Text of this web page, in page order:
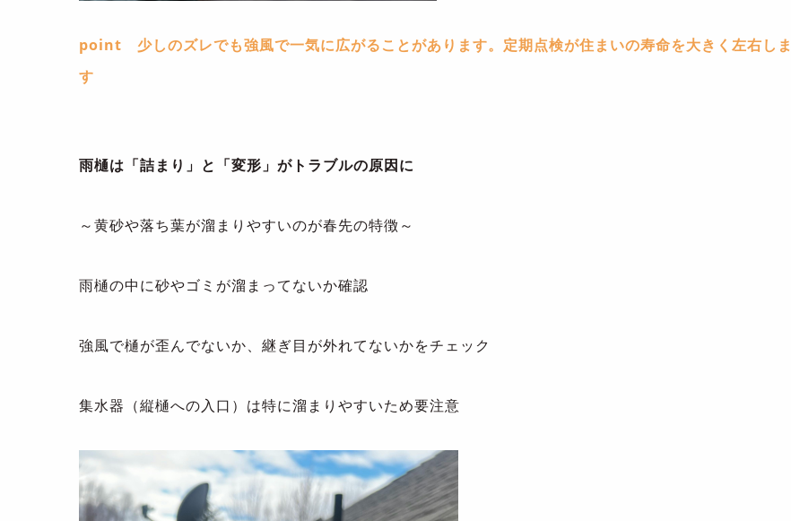
point 少しのズレでも強風で一気に広がることがあります。定期点検が住まいの寿命を大きく左右しま
す
雨樋は「詰まり」と「変形」がトラブルの原因に
～黄砂や落ち葉が溜まりやすいのが春先の特徴～
雨樋の中に砂やゴミが溜まってないか確認
強風で樋が歪んでないか、継ぎ目が外れてないかをチェック
集水器（縦樋への入口）は特に溜まりやすいため要注意